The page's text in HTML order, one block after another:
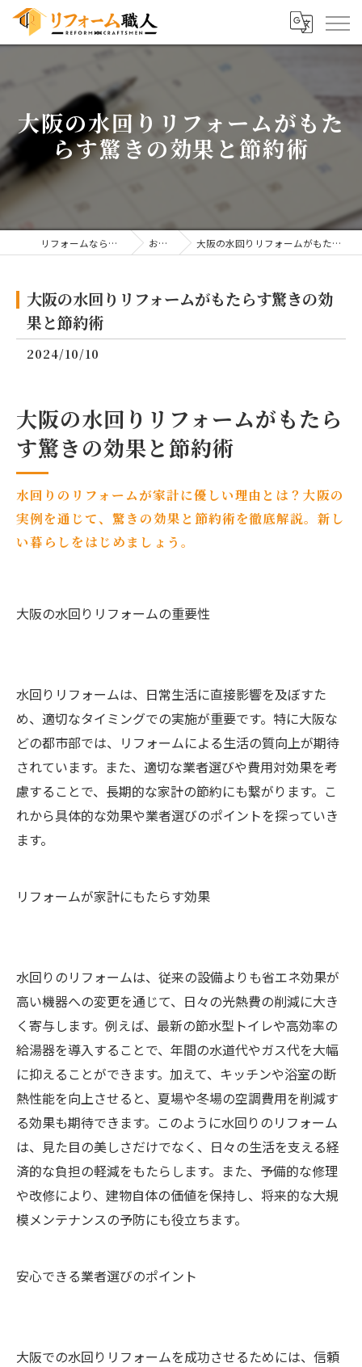
大阪の水回りリフォームがもた
らす驚きの効果と節約術
リフォームならリフォーム職人 お知らせ 大阪の水回りリフォームがもたらす驚きの効果と節約術
大阪の水回りリフォームがもたらす驚きの効
果と節約術
2024/10/10
大阪の水回りリフォームがもたら
す驚きの効果と節約術
水回りのリフォームが家計に優しい理由とは？大阪の
実例を通じて、驚きの効果と節約術を徹底解説。新し
い暮らしをはじめましょう。
大阪の水回りリフォームの重要性
水回りリフォームは、日常生活に直接影響を及ぼすた
め、適切なタイミングでの実施が重要です。特に大阪な
どの都市部では、リフォームによる生活の質向上が期待
されています。また、適切な業者選びや費用対効果を考
慮することで、長期的な家計の節約にも繋がります。こ
れから具体的な効果や業者選びのポイントを探っていき
ます。
リフォームが家計にもたらす効果
水回りのリフォームは、従来の設備よりも省エネ効果が
高い機器への変更を通じて、日々の光熱費の削減に大き
く寄与します。例えば、最新の節水型トイレや高効率の
給湯器を導入することで、年間の水道代やガス代を大幅
に抑えることができます。加えて、キッチンや浴室の断
熱性能を向上させると、夏場や冬場の空調費用を削減す
る効果も期待できます。このように水回りのリフォーム
は、見た目の美しさだけでなく、日々の生活を支える経
済的な負担の軽減をもたらします。また、予備的な修理
や改修により、建物自体の価値を保持し、将来的な大規
模メンテナンスの予防にも役立ちます。
安心できる業者選びのポイント
大阪での水回りリフォームを成功させるためには、信頼